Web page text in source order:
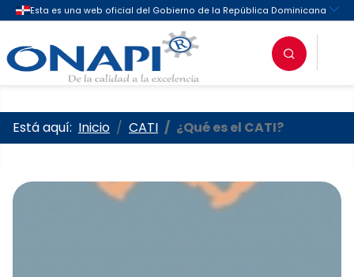
Oficina Nacional de la
Está aquí: Inicio CATI ¿Qué es el CATI?